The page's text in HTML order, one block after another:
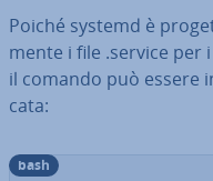
Poiché systemd è
men­te i file .service per
il comando può essere
ca­ta:
bash